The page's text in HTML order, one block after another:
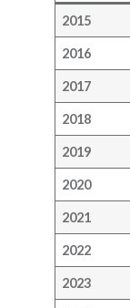
2015
2016
2017
2018
2019
2020
2021
2022
2023